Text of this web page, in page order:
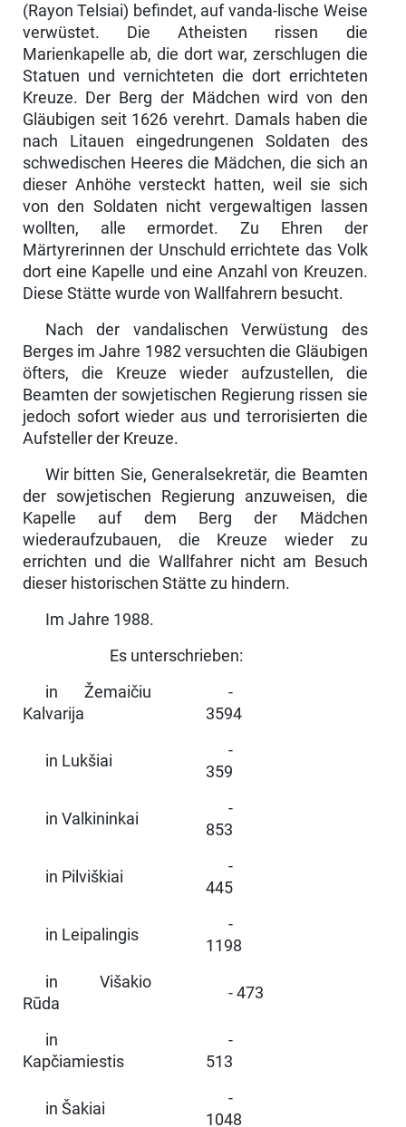
(Rayon Telsiai) befindet, auf vanda-lische Weise
verwüstet. Die Atheisten rissen die
Marienkapelle ab, die dort war, zerschlugen die
Statuen und vernichteten die dort errichteten
Kreuze. Der Berg der Mädchen wird von den
Gläubigen seit 1626 verehrt. Damals haben die
nach Litauen eingedrungenen Soldaten des
schwedischen Hee­res die Mädchen, die sich an
dieser Anhöhe versteckt hatten, weil sie sich
von den Soldaten nicht vergewaltigen lassen
wollten, alle ermordet. Zu Ehren der
Märtyrerinnen der Unschuld errichtete das Volk
dort eine Kapelle und eine Anzahl von Kreuzen.
Diese Stätte wurde von Wallfahrern besucht.
Nach der vandalischen Verwüstung des
Berges im Jahre 1982 versuchten die Gläubigen
öfters, die Kreuze wieder aufzustellen, die
Beamten der sowjetischen Regierung rissen sie
jedoch sofort wieder aus und terrorisier­ten die
Aufsteller der Kreuze.
Wir bitten Sie, Generalsekretär, die Beamten
der sowjetischen Regierung anzuweisen, die
Kapelle auf dem Berg der Mädchen
wiederaufzubauen, die Kreuze wieder zu
errichten und die Wallfahrer nicht am Besuch
dieser historischen Stätte zu hindern.
Im Jahre 1988.
Es unterschrieben:
in Žemaičiu
Kalvarija
-
3594
in Lukšiai
-
359
in Valkininkai
-
853
in Pilviškiai
-
445
in Leipalingis
-
1198
in Višakio
Rūda
- 473
in
Kapčiamiestis
-
513
in Šakiai
-
1048